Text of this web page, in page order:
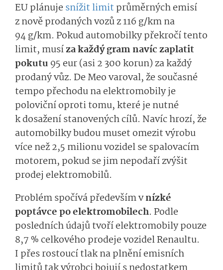
EU plánujesnížit limit průměrných emisí
z nově prodaných vozů z 116 g/km na
94 g/km. Pokud automobilky překročí tento
limit, musíza každý gram navíc zaplatit
pokutu 95 eur (asi 2 300 korun) za každý
prodaný vůz. De Meo varoval, že současné
tempo přechodu na elektromobily je
poloviční oproti tomu, které je nutné
k dosažení stanovených cílů. Navíc hrozí, že
automobilky budou muset omezit výrobu
více než 2,5 milionu vozidel se spalovacím
motorem, pokud se jim nepodaří zvýšit
prodej elektromobilů.
Problém spočívá především vnízké
poptávce po elektromobilech. Podle
posledních údajů tvoří elektromobily pouze
8,7 % celkového prodeje vozidel Renaultu.
I přes rostoucí tlak na plnění emisních